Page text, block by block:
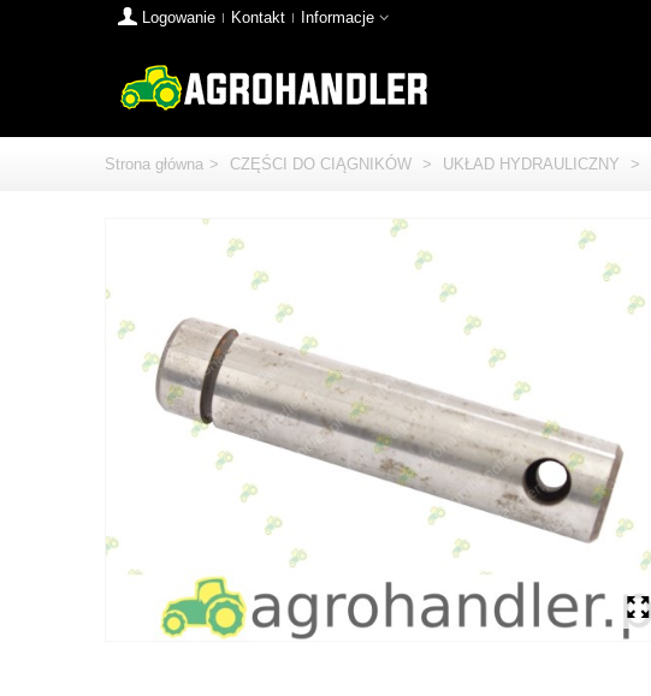
Logowanie Kontakt Informacje
Strona główna > CZĘŚCI DO CIĄGNIKÓW > UKŁAD HYDRAULICZNY >